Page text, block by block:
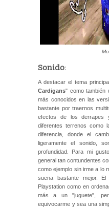
Sonido:
A destacar el tema
Cardigans" como también
más conocidos en las
bastante por traernos
efectos de los derrapes
diferentes terrenos
diferencia, donde el
ligeramente el sonido,
profundidad. Para mi
general tan contundentes
como ejemplo sin irme a lo
suena bastante mejor.
Playstation como en
más a un "juguete",
equivocarme y sea una